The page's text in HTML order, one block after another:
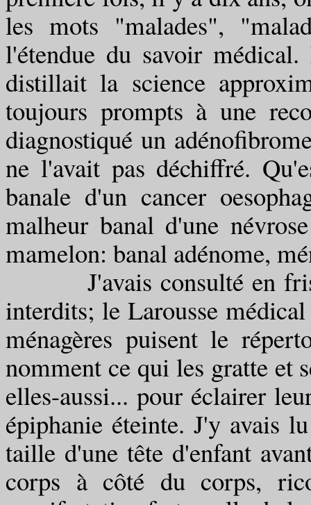
les mots "malades",
l'étendue du savoir
distillait la science
toujours prompts à une
diagnostiqué un
ne l'avait pas déchiffré.
banale d'un cancer
malheur banal d'une
mamelon: banal adénome,
J'avais consulté en
interdits; le Larousse
ménagères puisent le
nomment ce qui les gratte et
elles-aussi... pour éclairer
épiphanie éteinte. J'y avais
taille d'une tête d'enfant
corps à côté du corps,